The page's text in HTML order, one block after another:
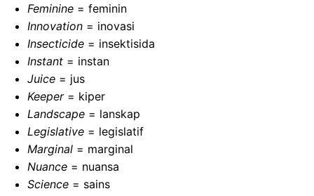
Feminine = feminin
Innovation = inovasi
Insecticide = insektisida
Instant = instan
Juice = jus
Keeper= kiper
Landscape = lanskap
Legislative = legislatif
Marginal = marginal
Nuance = nuansa
Science = sains